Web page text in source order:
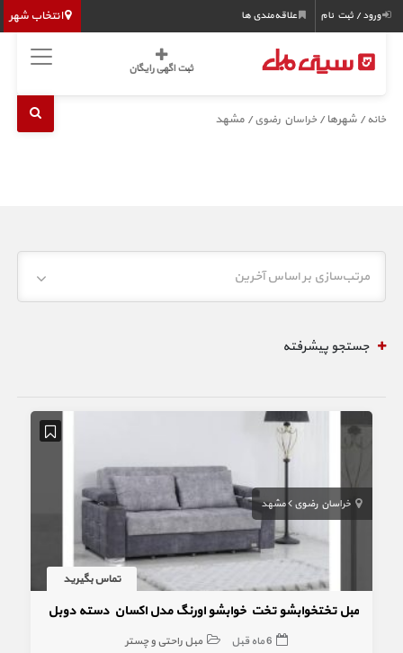
انتخاب شهر ورود / ثبت نام علاقه‌مندی ها
ثبت اگهی رایگان
خانه / شهرها /خراسان رضوی/ مشهد
مرتب‌سازی بر اساس آخرین
جستجو پیشرفته
خراسان رضوی مشهد
تماس بگیرید
مبل تختخوابشو تخت خوابشو اورنگ مدل اکسان دسته دوبل
6 ماه قبل مبل راحتی و چستر